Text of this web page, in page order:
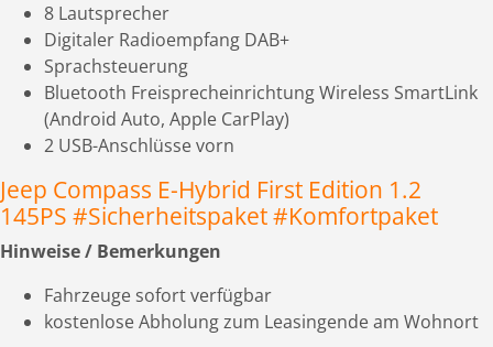
8 Lautsprecher
Digitaler Radioempfang DAB+
Sprachsteuerung
Bluetooth Freisprecheinrichtung Wireless SmartLink
(Android Auto, Apple CarPlay)
2 USB-Anschlüsse vorn
Jeep Compass E-Hybrid First Edition 1.2
145PS #Sicherheitspaket #Komfortpaket
Hinweise / Bemerkungen
Fahrzeuge sofort verfügbar
kostenlose Abholung zum Leasingende am Wohnort